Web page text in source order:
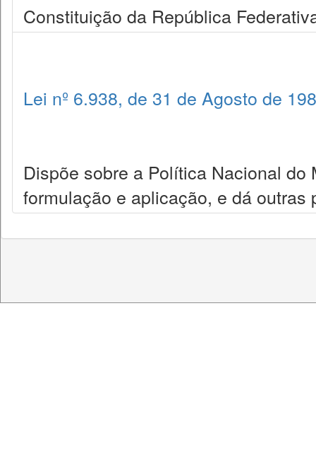
Constituição da República
Lei nº 6.938, de 31 de Agosto de
Dispõe sobre a Política Nacional
formulação e aplicação, e dá outras